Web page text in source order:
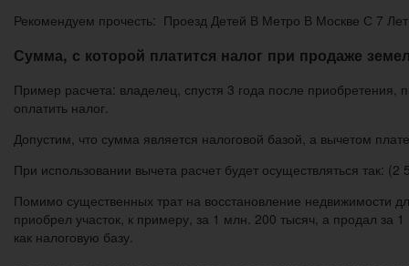
Рекомендуем прочесть: Проезд Детей В Метро В Москве С 7 Лет
Сумма, с которой платится налог при продаже
Пример расчета: владелец, спустя 3 года после
оплатить налог.
Допустим, что сумма является налоговой базой, а вычетом
При использовании вычета расчет будет осуществляться так:
Помимо существенных трат на восстановление недвижимости
приобрел участок, к примеру, за 1 млн. 200 тысяч, а продал за
как налоговую базу.